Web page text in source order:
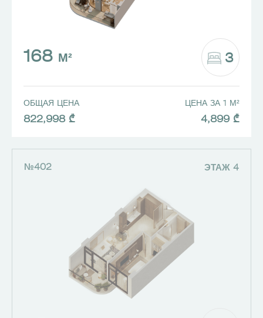
168 М² 3
ОБЩАЯ ЦЕНА
822,998 ₾
ЦЕНА ЗА 1 М²
4,899 ₾
№402 ЭТАЖ 4